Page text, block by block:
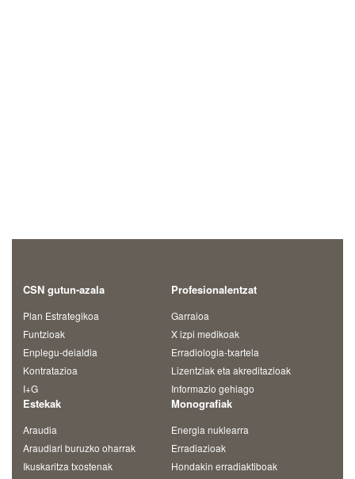
CSN gutun-azala
Plan Estrategikoa
Funtzioak
Enplegu-deialdia
Kontratazioa
I+G
Profesionalentzat
Garraioa
X izpi medikoak
Erradiologia-txartela
Lizentziak eta akreditazioak
Informazio gehiago
Estekak
Araudia
Araudiari buruzko oharrak
Ikuskaritza txostenak
Monografiak
Energia nuklearra
Erradiazioak
Hondakin erradiaktiboak